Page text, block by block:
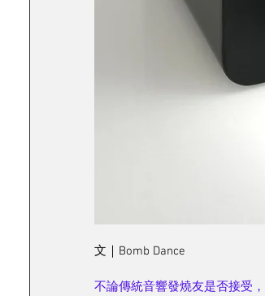
文｜Bomb Dance
不論傳統音響發燒友是否接受